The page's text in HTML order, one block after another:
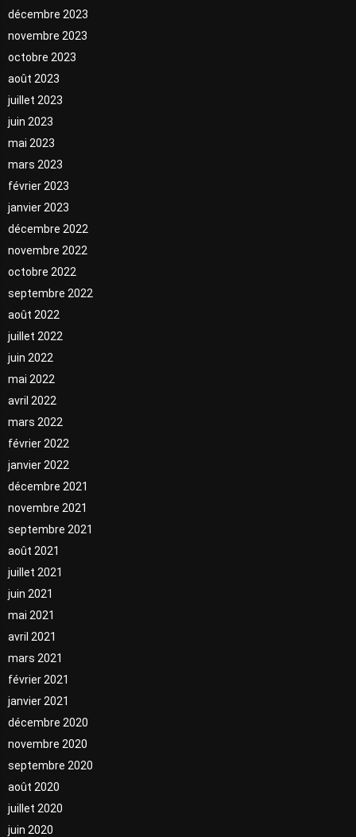
décembre 2023
novembre 2023
octobre 2023
août 2023
juillet 2023
juin 2023
mai 2023
mars 2023
février 2023
janvier 2023
décembre 2022
novembre 2022
octobre 2022
septembre 2022
août 2022
juillet 2022
juin 2022
mai 2022
avril 2022
mars 2022
février 2022
janvier 2022
décembre 2021
novembre 2021
septembre 2021
août 2021
juillet 2021
juin 2021
mai 2021
avril 2021
mars 2021
février 2021
janvier 2021
décembre 2020
novembre 2020
septembre 2020
août 2020
juillet 2020
juin 2020